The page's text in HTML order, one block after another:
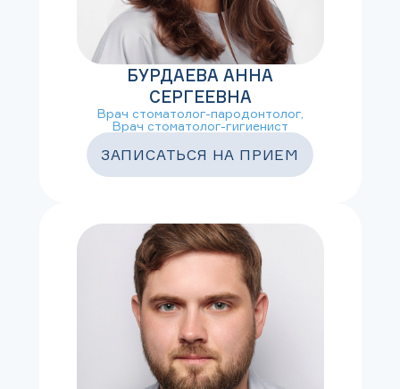
БУРДАЕВА АННА
СЕРГЕЕВНА
Врач стоматолог-пародонтолог,
Врач стоматолог-гигиенист
ЗАПИСАТЬСЯ НА ПРИЕМ